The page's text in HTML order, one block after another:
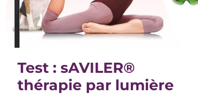
Test : sAVILER®
thérapie par lumière